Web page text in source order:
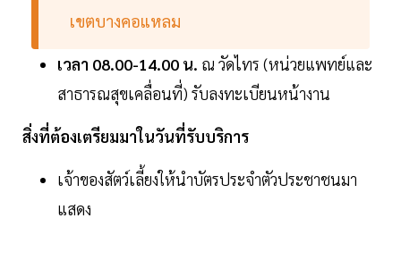
เขตบางคอแหลม
เวลา 08.00-14.00 น. ณ วัดไทร (หน่วยแพทย์และ
สาธารณสุขเคลื่อนที่) รับลงทะเบียนหน้างาน
สิ่งที่ต้องเตรียมมาในวันที่รับบริการ
เจ้าของสัตว์เลี้ยงให้นำบัตรประจำตัวประชาชนมา
แสดง